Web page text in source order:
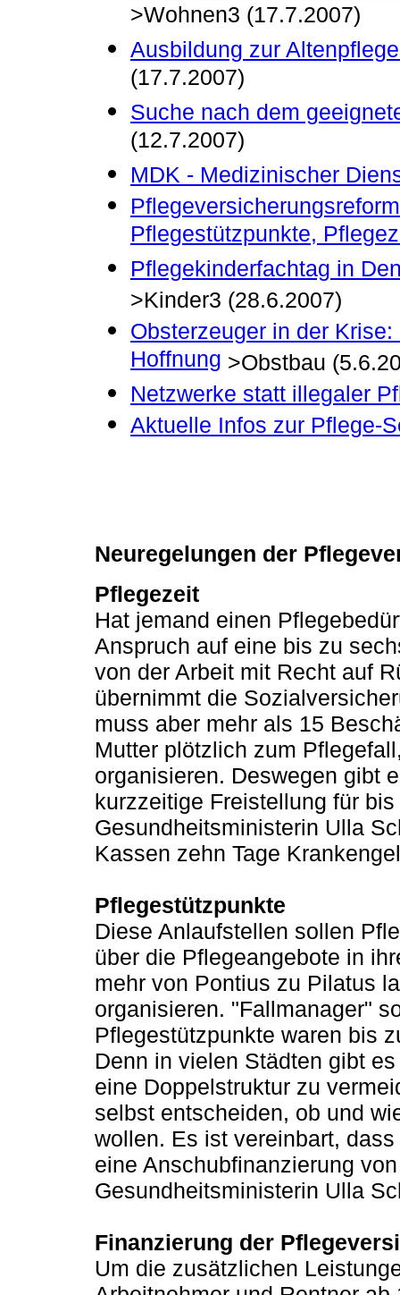
>Wohnen3 (17.7.2007)
Ausbildung zur
(17.7.2007)
Suche nach dem
(12.7.2007)
MDK - Medizinischer
Pflegestützpunkte,
Pflegekinderfachtag in
>Kinder3 (28.6.2007)
Obsterzeuger in der
Hoffnung >Obstbau
Netzwerke statt illegaler
Aktuelle Infos zur Pflege-
Neuregelungen der
Pflegezeit
Hat jemand einen
Anspruch auf eine bis zu
von der Arbeit mit Recht auf
übernimmt die
muss aber mehr als 15
Mutter plötzlich zum
organisieren. Deswegen gibt
kurzzeitige Freistellung für
Gesundheitsministerin Ulla
Kassen zehn Tage
Pflegestützpunkte
Diese Anlaufstellen sollen
über die Pflegeangebote in
mehr von Pontius zu Pilatus
organisieren. "Fallmanager"
Pflegestützpunkte waren bis
Denn in vielen Städten gibt
eine Doppelstruktur zu
selbst entscheiden, ob und
wollen. Es ist vereinbart,
eine Anschubfinanzierung
Gesundheitsministerin Ulla
Finanzierung der
Um die zusätzlichen